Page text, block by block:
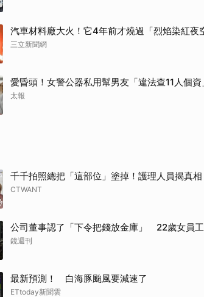
汽車材料廠大火！它4年前才燒過「烈焰染紅
三立新聞網
愛昏頭！女警公器私用幫男友「違法查11人個
太報
千千拍照總把「這部位」塗掉！護理人員揭真
CTWANT
公司董事認了「下令把錢放金庫」 22歲女員
鏡週刊
最新預測！ 白海豚颱風要減速了
ETtoday新聞雲